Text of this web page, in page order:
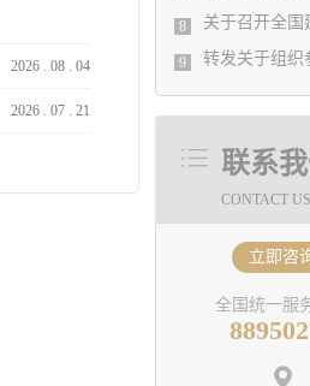
8
9
联系我
CONTACT US
立即咨
全国统一服
2026 . 08 . 04
2026 . 07 . 21